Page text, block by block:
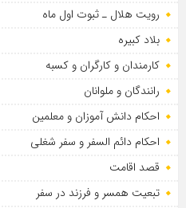
رویت هلال ـ ثبوت اول ماه
بلاد کبیره
کارمندان و کارگران و کسبه
رانندگان و ملوانان
احکام دانش آموزان و معلمین
احکام دائم السفر و سفر شغلی
قصد اقامت
تبعیت همسر و فرزند در سفر